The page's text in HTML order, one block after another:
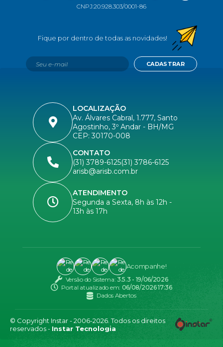
CNPJ:20.928.303/0001-86
LOCALIZAÇÃO
Av. Álvares Cabral, 1.777, Santo
Agostinho, 3º Andar - BH/MG
CEP: 30170-008
CONTATO
(31) 3789-6125(31) 3786-6125
arisb@arisb.com.br
ATENDIMENTO
Segunda a Sexta, 8h às 12h -
13h às 17h
CADASTRAR
Versão do Sistema: 3.5.3 - 19/06/2026
Portal atualizado em: 06/08/2026 17:36
Dados Abertos
Acompanhe!
© Copyright Instar - 2006-2026. Todos os direitos
reservados - Instar Tecnologia